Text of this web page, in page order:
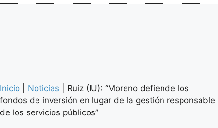
Inicio Noticias
Ruiz (IU): “Moreno defiende los
fondos de inversión en lugar de la gestión responsable
de los servicios públicos”